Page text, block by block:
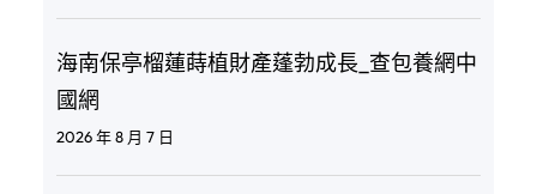
海南保亭榴蓮蒔植財產蓬勃成長_查包養網中
國網
2026 年 8 月 7 日